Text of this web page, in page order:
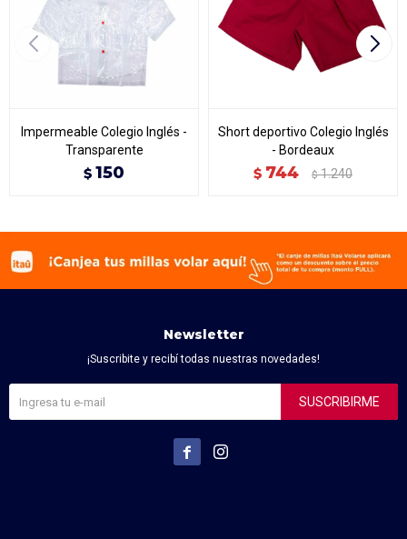
Impermeable Colegio Inglés -
Transparente
$ 150
Short deportivo Colegio Inglés
- Bordeaux
$ 744 $ 1.240
Newsletter
¡Suscribite y recibí todas nuestras novedades!
SUSCRIBIRME
 